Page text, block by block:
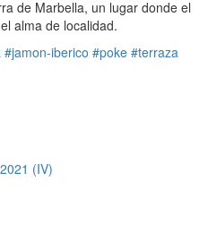
de Marbella, un lugar donde el
alma de localidad.
#jamon-iberico #poke #terraza
(IV)